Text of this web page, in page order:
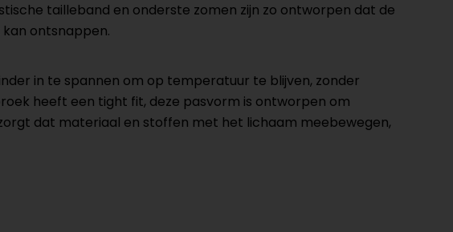
tailleband en onderste zomen zijn zo ontworpen dat de
ontsnappen.
in te spannen om op temperatuur te blijven, zonder
heeft een tight fit, deze pasvorm is ontworpen om
dat materiaal en stoffen met het lichaam meebewegen,